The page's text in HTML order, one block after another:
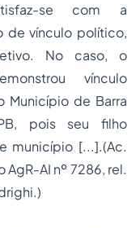
se com a
de vínculo político,
No caso, o
vínculo
Município de Barra
pois seu filho
município [...].(Ac.
AgR-AI nº 7286, rel.